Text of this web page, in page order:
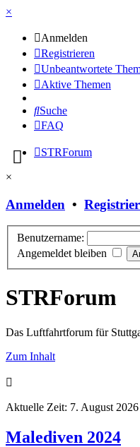
×
Anmelden
Registrieren
Unbeantwortete
Aktive Themen
Suche
FAQ
STRForum
×
Anmelden •
Benutzername:
Angemeldet bleiben
STRForum
Das Luftfahrtforum für
Zum Inhalt
Aktuelle Zeit: 7. August
Malediven 2024